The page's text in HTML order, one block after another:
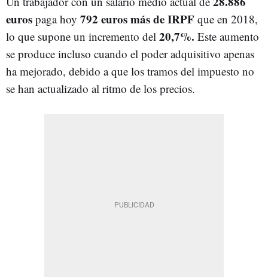
euros paga hoy 792 euros más de IRPF que en 2018,
lo que supone un incremento del 20,7%. Este aumento
se produce incluso cuando el poder adquisitivo apenas
ha mejorado, debido a que los tramos del impuesto no
se han actualizado al ritmo de los precios.